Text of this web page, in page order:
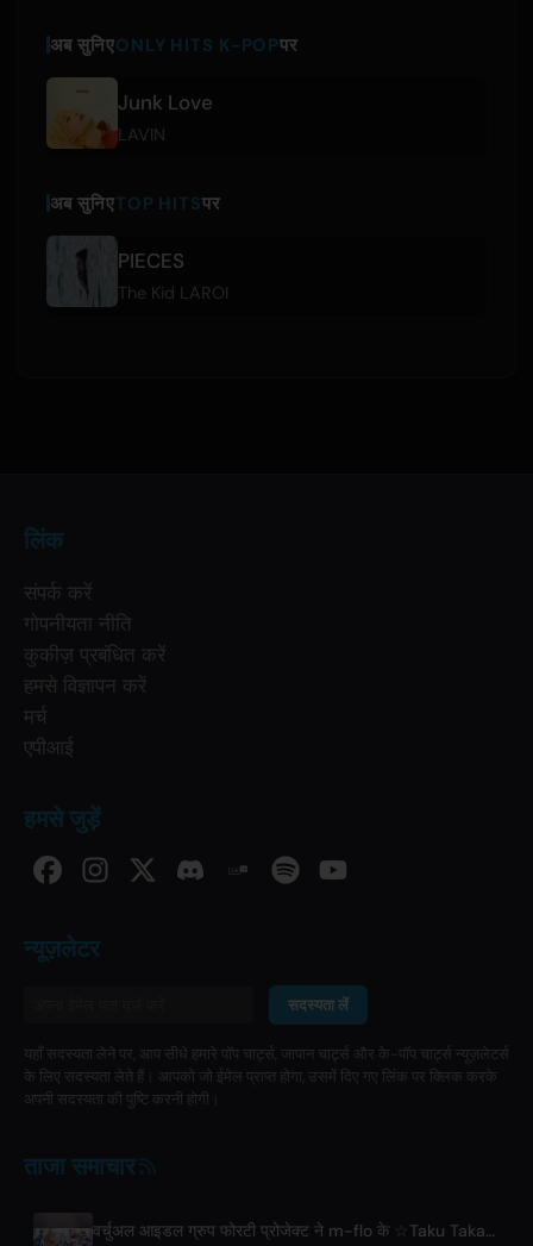
अब सुनिएONLY HITS K-POPपर
Junk Love
LAVIN
अब सुनिएTOP HITSपर
PIECES
The Kid LAROI
लिंक
संपर्क करें
गोपनीयता नीति
कुकीज़ प्रबंधित करें
हमसे विज्ञापन करें
मर्च
एपीआई
हमसे जुड़ें
न्यूज़लेटर
सदस्यता लें
यहाँ सदस्यता लेने पर, आप सीधे हमारे पॉप चार्ट्स, जापान चार्ट्स और के-पॉप चार्ट्स न्यूज़लेटर्स
के लिए सदस्यता लेते हैं। आपको जो ईमेल प्राप्त होगा, उसमें दिए गए लिंक पर क्लिक करके
अपनी सदस्यता की पुष्टि करनी होगी।
ताजा समाचार
वर्चुअल आइडल ग्रुप फोरटी प्रोजेक्ट ने m-flo के ☆Taku Takahashi द्वारा निर्मित 'ALL IN' एल्बम से की डेब्यू